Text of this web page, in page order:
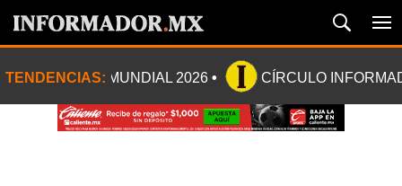
TENDENCIAS: MUNDIAL 2026 CÍRCULO